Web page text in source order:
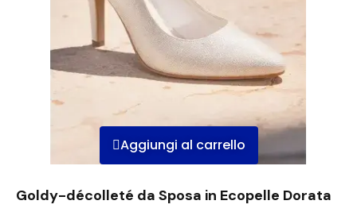
Aggiungi al carrello
Goldy-décolleté da Sposa in Ecopelle Dorata